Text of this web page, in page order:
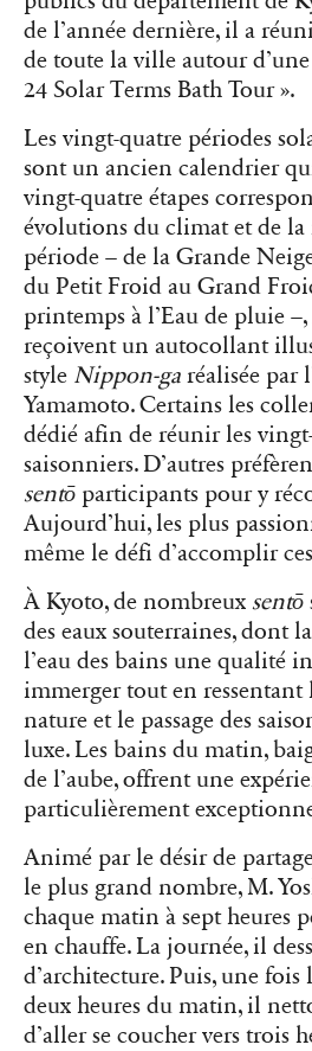
de l’année dernière, il a
de toute la ville autour
24 Solar Terms Bath Tour ».
Les vingt-quatre périodes
sont un ancien calendrier
vingt-quatre étapes
évolutions du climat et de la
période – de la Grande
du Petit Froid au Grand
printemps à l’Eau de pluie
reçoivent un autocollant
style Nippon-ga réalisée par
Yamamoto. Certains les
dédié afin de réunir les
saisonniers. D’autres
sentō participants pour y
Aujourd’hui, les plus
même le défi d’accomplir
À Kyoto, de nombreux sentō
des eaux souterraines, dont
l’eau des bains une qualité
immerger tout en ressentant
nature et le passage des
luxe. Les bains du matin,
de l’aube, offrent une
particulièrement
Animé par le désir de
le plus grand nombre, M.
chaque matin à sept heures
en chauffe. La journée, il
d’architecture. Puis, une fois
deux heures du matin, il
d’aller se coucher vers trois